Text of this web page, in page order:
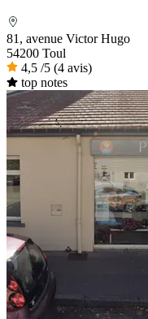
81, avenue Victor Hugo
54200 Toul
4,5 /5 (4 avis)
top notes